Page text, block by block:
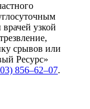
узкой
срывов или
Ресурс»
856–62–07.